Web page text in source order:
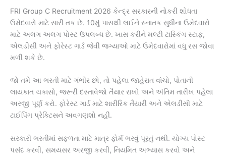
FRI Group C Recruitment 2026 કેન્દ્ર સરકારની નોકરી શોધતા
ઉમેદવારો માટે સારી તક છે. 10મું પાસથી લઈને સ્નાતક સુધીના ઉમેદવારો
માટે અલગ અલગ પોસ્ટ ઉપલબ્ધ છે. ખાસ કરીને મલ્ટી ટાસ્કિંગ સ્ટાફ,
એલડીસી અને ફોરેસ્ટ ગાર્ડ જેવી જગ્યાઓ માટે ઉમેદવારોમાં વધુ રસ જોવા
મળી શકે છે.
જો તમે આ ભરતી માટે ગંભીર છો, તો પહેલા જાહેરાત વાંચો, પોતાની
લાયકાત ચકાસો, જરૂરી દસ્તાવેજો તૈયાર રાખો અને અંતિમ તારીખ પહેલા
અરજી પૂર્ણ કરો. ફોરેસ્ટ ગાર્ડ માટે શારીરિક તૈયારી અને એલડીસી માટે
ટાઈપિંગ પ્રેક્ટિસને અવગણશો નહીં.
સરકારી ભરતીમાં સફળતા માટે માત્ર ફોર્મ ભરવું પૂરતું નથી. યોગ્ય પોસ્ટ
પસંદ કરવી, સમયસર અરજી કરવી, નિયમિત અભ્યાસ કરવો અને